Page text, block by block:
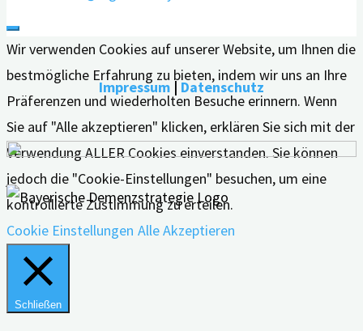
Impressum | Datenschutz
Wir verwenden Cookies auf unserer Website, um Ihnen die
bestmögliche Erfahrung zu bieten, indem wir uns an Ihre
Präferenzen und wiederholten Besuche erinnern. Wenn
Sie auf "Alle akzeptieren" klicken, erklären Sie sich mit der
Verwendung ALLER Cookies einverstanden. Sie können
jedoch die "Cookie-Einstellungen" besuchen, um eine
kontrollierte Zustimmung zu erteilen.
Cookie Einstellungen Alle Akzeptieren
Schließen